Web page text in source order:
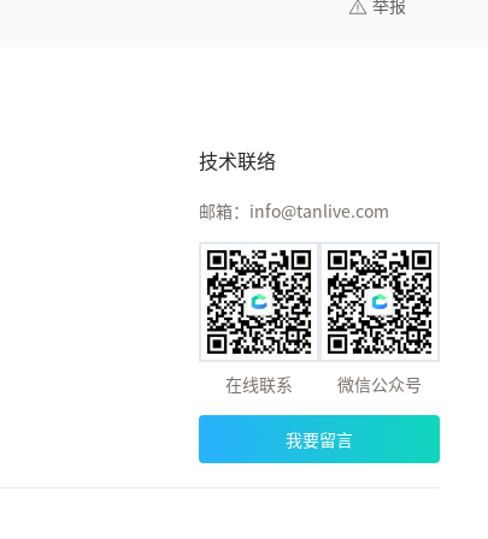
举报
技术联络
邮箱：info@tanlive.com
在线联系 微信公众号
我要留言